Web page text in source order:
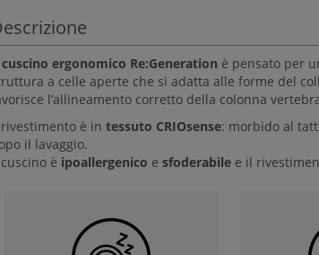
ergonomico Re:Generation è pensato per
a celle aperte che si adatta alle forme del
l’allineamento corretto della colonna
è in tessuto CRIOsense: morbido al
il lavaggio.
è ipoallergenico e sfoderabilee il